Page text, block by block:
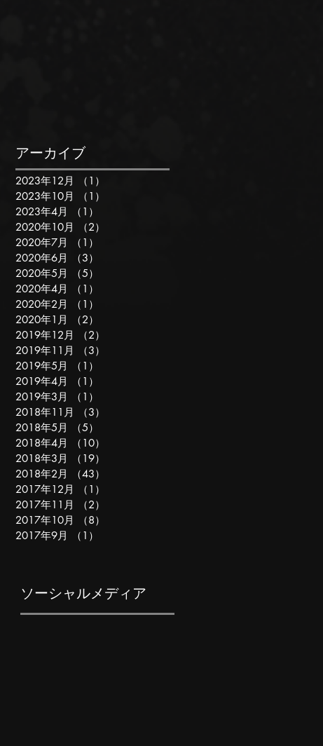
アーカイブ
2023年12月 （1）
2023年10月
（1）
2023年4月
（1）
2020年10月
（2）
2020年7月
（1）
2020年6月
（3）
2020年5月
（5）
2020年4月
（1）
2020年2月
（1）
2020年1月
（2）
2019年12月
（2）
2019年11月
（3）
2019年5月
（1）
2019年4月
（1）
2019年3月
（1）
2018年11月
（3）
2018年5月
（5）
2018年4月
（10）
2018年3月
（19）
2018年2月
（43）
2017年12月
（1）
2017年11月
（2）
2017年10月
（8）
2017年9月
（1）
ソーシャルメディア